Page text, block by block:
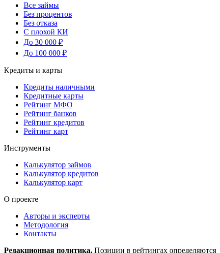
Все займы
Без процентов
Без отказа
С плохой КИ
До 30 000 ₽
До 100 000 ₽
Кредиты и карты
Кредиты наличными
Кредитные карты
Рейтинг МФО
Рейтинг банков
Рейтинг кредитов
Рейтинг карт
Инструменты
Калькулятор займов
Калькулятор кредитов
Калькулятор карт
О проекте
Авторы и эксперты
Методология
Контакты
Редакционная политика. Позиции в рейтингах определяются